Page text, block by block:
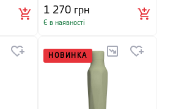
1 270 грн
Є в наявності
НОВИНКА